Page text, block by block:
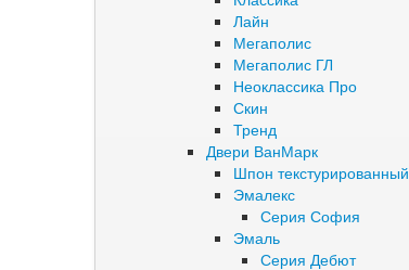
Лайн
Мегаполис
Мегаполис ГЛ
Неоклассика Про
Скин
Тренд
Двери ВанМарк
Шпон текстурированный
Эмалекс
Серия София
Эмаль
Серия Дебют